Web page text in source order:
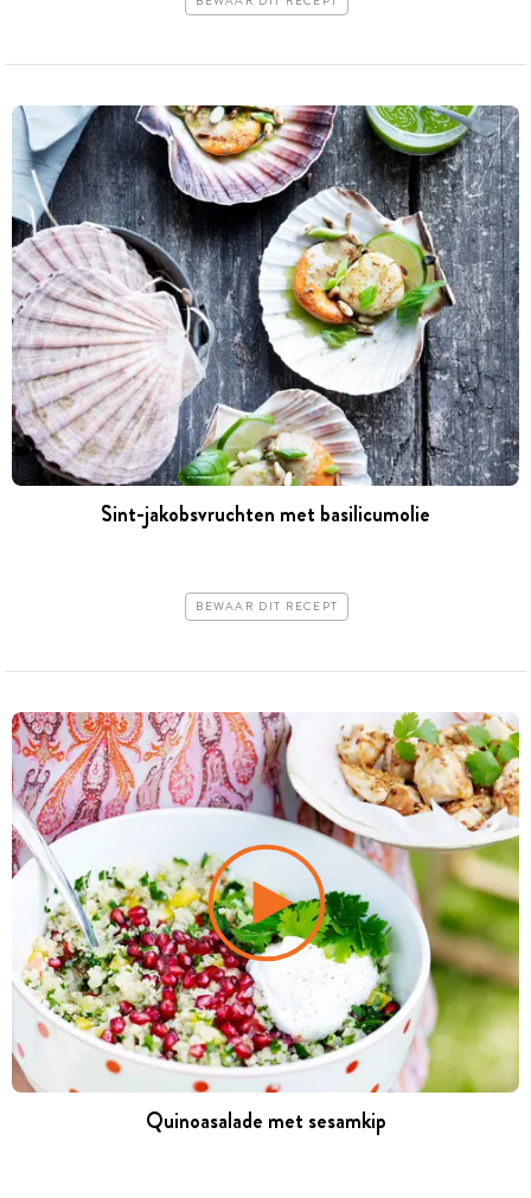
Sint-jakobsvruchten met basilicumolie
BEWAAR DIT RECEPT
Quinoasalade met sesamkip